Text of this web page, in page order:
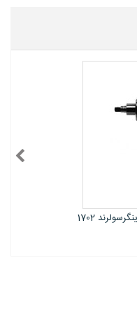
آچار بکس بادی درایو 3.8 اینگرسولرند 1702